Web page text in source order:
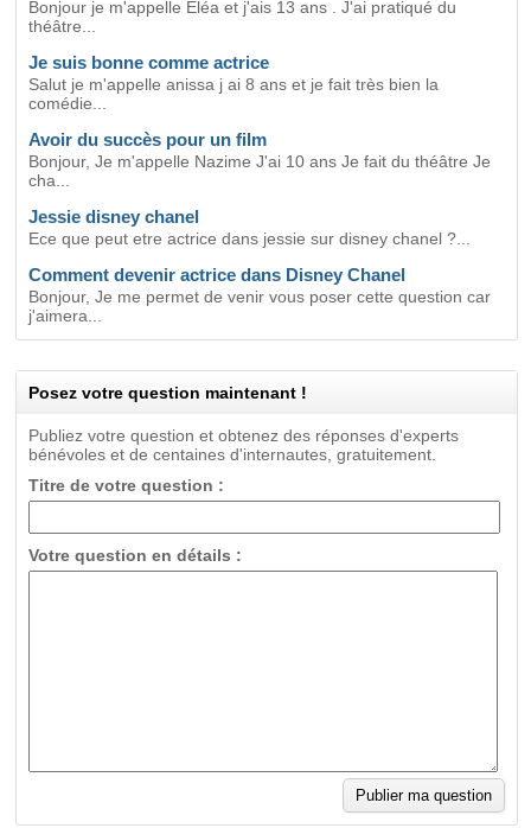
Bonjour je m'appelle Eléa et j'ais 13 ans . J'ai pratiqué du
théâtre...
Je suis bonne comme actrice
Salut je m'appelle anissa j ai 8 ans et je fait très bien la
comédie...
Avoir du succès pour un film
Bonjour, Je m'appelle Nazime J'ai 10 ans Je fait du théâtre Je
cha...
Jessie disney chanel
Ece que peut etre actrice dans jessie sur disney chanel ?...
Comment devenir actrice dans Disney Chanel
Bonjour, Je me permet de venir vous poser cette question car
j'aimera...
Posez votre question maintenant !
Publiez votre question et obtenez des réponses d'experts
bénévoles et de centaines d'internautes, gratuitement.
Titre de votre question :
Votre question en détails :